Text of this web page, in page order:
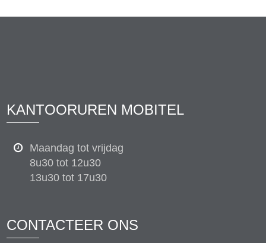
KANTOORUREN MOBITEL
Maandag tot vrijdag
8u30 tot 12u30
13u30 tot 17u30
CONTACTEER ONS